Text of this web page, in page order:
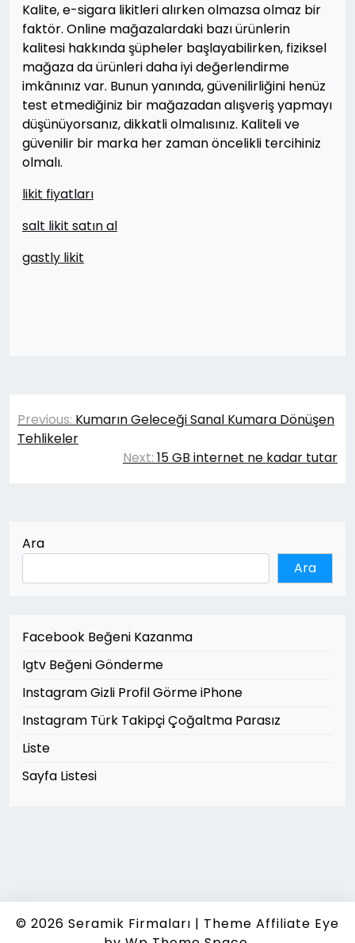
Kalite, e-sigara likitleri alırken olmazsa olmaz bir
faktör. Online mağazalardaki bazı ürünlerin
kalitesi hakkında şüpheler başlayabilirken, fiziksel
mağaza da ürünleri daha iyi değerlendirme
imkânınız var. Bunun yanında, güvenilirliğini henüz
test etmediğiniz bir mağazadan alışveriş yapmayı
düşünüyorsanız, dikkatli olmalısınız. Kaliteli ve
güvenilir bir marka her zaman öncelikli tercihiniz
olmalı.
likit fiyatları
salt likit satın al
gastly likit
Yazı
gezinmesi
Previous: Kumarın Geleceği Sanal Kumara Dönüşen
Tehlikeler
Next: 15 GB internet ne kadar tutar
Ara
Ara
Facebook Beğeni Kazanma
Igtv Beğeni Gönderme
Instagram Gizli Profil Görme iPhone
Instagram Türk Takipçi Çoğaltma Parasız
Liste
Sayfa Listesi
© 2026 Seramik Firmaları | Theme Affiliate Eye